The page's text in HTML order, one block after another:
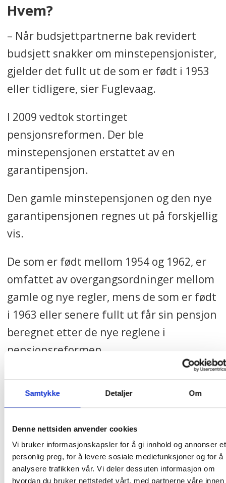
Samtykke Detaljer Om
Denne nettsiden anvender cookies
Vi bruker informasjonskapsler for å gi innhold og annonser et
personlig preg, for å levere sosiale mediefunksjoner og for å
analysere trafikken vår. Vi deler dessuten informasjon om
hvordan du bruker nettstedet vårt, med partnerne våre innen
Hvem?
– Når budsjettpartnerne bak revidert
budsjett snakker om minstepensjonister,
gjelder det fullt ut de som er født i 1953
eller tidligere, sier Fuglevaag.
I 2009 vedtok stortinget
pensjonsreformen. Der ble
minstepensjonen erstattet av en
garantipensjon.
Den gamle minstepensjonen og den nye
garantipensjonen regnes ut på forskjellig
vis.
De som er født mellom 1954 og 1962, er
omfattet av overgangsordninger mellom
gamle og nye regler, mens de som er født
i 1963 eller senere fullt ut får sin pensjon
beregnet etter de nye reglene i
pensjonsreformen.
– De som er født i 1953 eller tidligere vil
merke økningen i folketrygden på 8000
gradvis bli mindre desto senere du er
født. Hvis vi går ut fra at folk pensjonerer
seg når de er 67 år, er det altså 1962-